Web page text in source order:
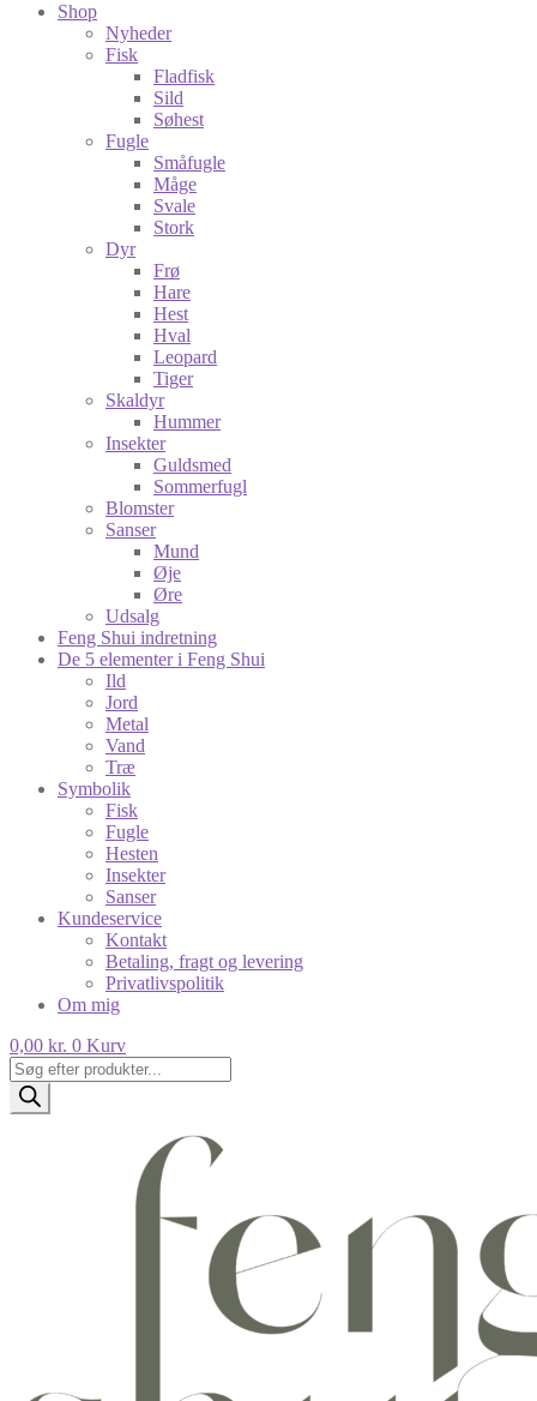
Shop
Nyheder
Fisk
Fladfisk
Sild
Søhest
Fugle
Småfugle
Måge
Svale
Stork
Dyr
Frø
Hare
Hest
Hval
Leopard
Tiger
Skaldyr
Hummer
Insekter
Guldsmed
Sommerfugl
Blomster
Sanser
Mund
Øje
Øre
Udsalg
Feng Shui indretning
De 5 elementer i Feng Shui
Ild
Jord
Metal
Vand
Træ
Symbolik
Fisk
Fugle
Hesten
Insekter
Sanser
Kundeservice
Kontakt
Betaling, fragt og levering
Privatlivspolitik
Om mig
0,00 kr. 0 Kurv
Products
search